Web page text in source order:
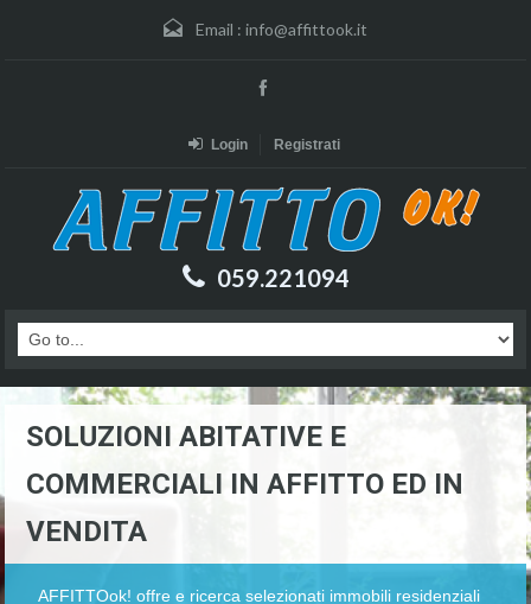
Email : info@affittook.it
Login Registrati
059.221094
SOLUZIONI ABITATIVE E
COMMERCIALI IN AFFITTO ED IN
VENDITA
AFFITTOok! offre e ricerca selezionati immobili residenziali